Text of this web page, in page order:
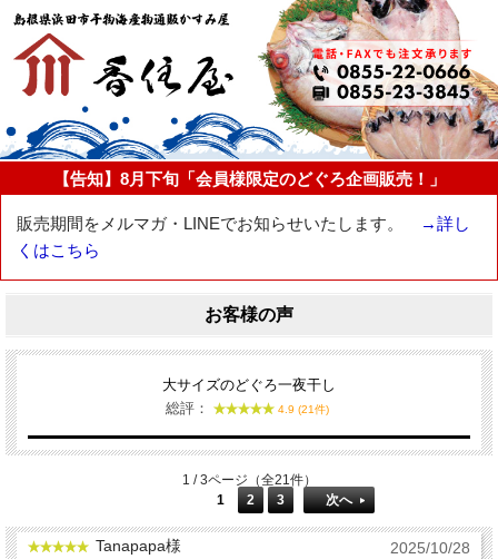
【告知】8月下旬「会員様限定のどぐろ企画販売！」
販売期間をメルマガ・LINEでお知らせいたします。
→詳し
くはこちら
お客様の声
大サイズのどぐろ一夜干し
総評：
4.9 (21件)
1 / 3ページ（全21件）
1
2 3 次へ
Tanapapa様 2025/10/28